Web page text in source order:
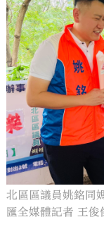
北區區議員姚銘同
匯全媒體記者 王俊